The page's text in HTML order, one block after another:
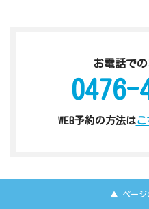
お電話で
0476-
WEB予約の方法はこ
▲ ページ